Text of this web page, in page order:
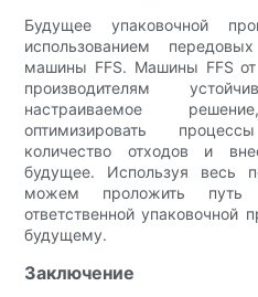
Будущее упаковочной
использованием
машины FFS. Машины FFS
производителям
настраиваемое
оптимизировать
количество отходов и
будущее. Используя весь
можем проложить путь
ответственной
будущему.
Заключение